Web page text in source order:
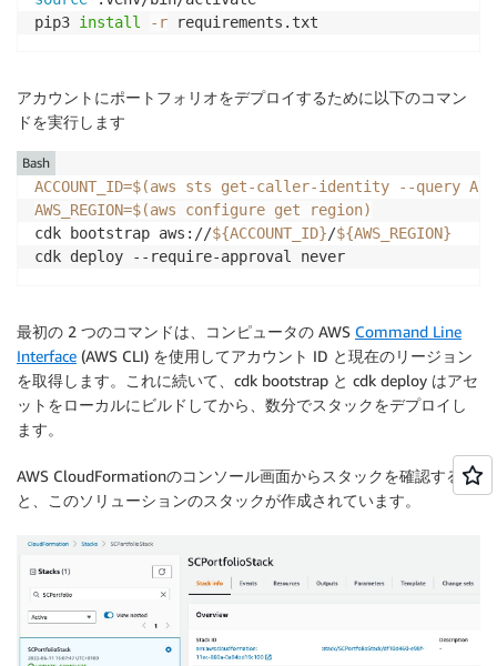
pip3 install -r
アカウントにポートフォリオをデプロイするために以下のコマン
ドを実行します
ACCOUNT_ID=$(aws sts get-caller-identity --query
AWS_REGION=$(aws configure get region)
cdk bootstrap aws://${ACCOUNT_ID}/${AWS_REGION}
cdk deploy --require-approval never
Bash
最初の 2 つのコマンドは、コンピュータの AWS Command Line
Interface (AWS CLI) を使用してアカウント ID と現在のリージョン
を取得します。これに続いて、cdk bootstrap と cdk deploy はアセ
ットをローカルにビルドしてから、数分でスタックをデプロイし
ます。
AWS CloudFormationのコンソール画面からスタックを確認する
と、このソリューションのスタックが作成されています。